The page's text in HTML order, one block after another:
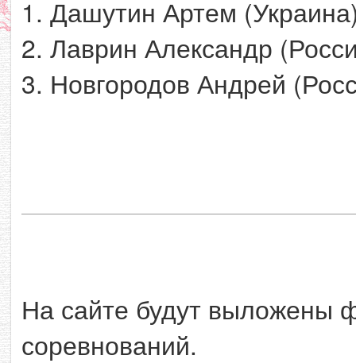
1. Дашутин Артем
2. Лаврин Александр
3. Новгородов Андрей
На сайте будут выложены
соревнований.